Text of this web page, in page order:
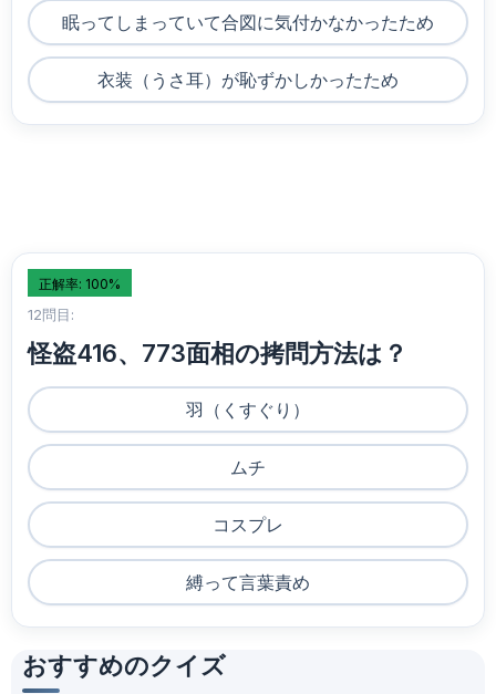
眠ってしまっていて合図に気付かなかったため
衣装（うさ耳）が恥ずかしかったため
正解率: 100%
12問目:
怪盗416、773面相の拷問方法は？
羽（くすぐり）
ムチ
コスプレ
縛って言葉責め
おすすめのクイズ